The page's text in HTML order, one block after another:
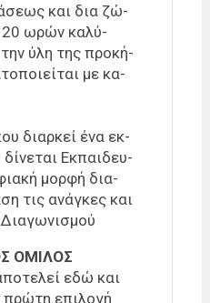
και δια ζώ­
ωρών κα­λύ­
ύλη της προ­κή­
με κα­
διαρ­κεί ένα εκ­
Εκπαι­δευ­
μορ­φή δια­
τις ανά­γκες και
Ο­ΜΙ­ΛΟ­Σ
εδώ και
πρώ­τη επι­λο­γή